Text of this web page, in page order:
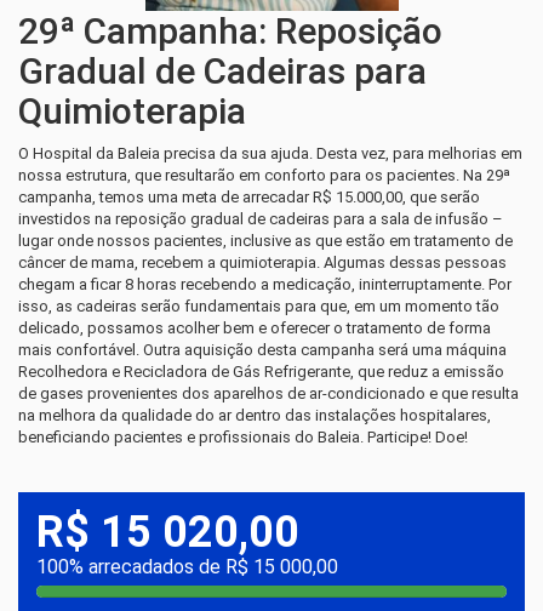
29ª Campanha: Reposição
Gradual de Cadeiras para
Quimioterapia
O Hospital da Baleia precisa da sua ajuda. Desta vez, para melhorias em
nossa estrutura, que resultarão em conforto para os pacientes. Na 29ª
campanha, temos uma meta de arrecadar R$ 15.000,00, que serão
investidos na reposição gradual de cadeiras para a sala de infusão –
lugar onde nossos pacientes, inclusive as que estão em tratamento de
câncer de mama, recebem a quimioterapia. Algumas dessas pessoas
chegam a ficar 8 horas recebendo a medicação, ininterruptamente. Por
isso, as cadeiras serão fundamentais para que, em um momento tão
delicado, possamos acolher bem e oferecer o tratamento de forma
mais confortável. Outra aquisição desta campanha será uma máquina
Recolhedora e Recicladora de Gás Refrigerante, que reduz a emissão
de gases provenientes dos aparelhos de ar-condicionado e que resulta
na melhora da qualidade do ar dentro das instalações hospitalares,
beneficiando pacientes e profissionais do Baleia. Participe! Doe!
R$ 15 020,00
100% arrecadados de R$ 15 000,00